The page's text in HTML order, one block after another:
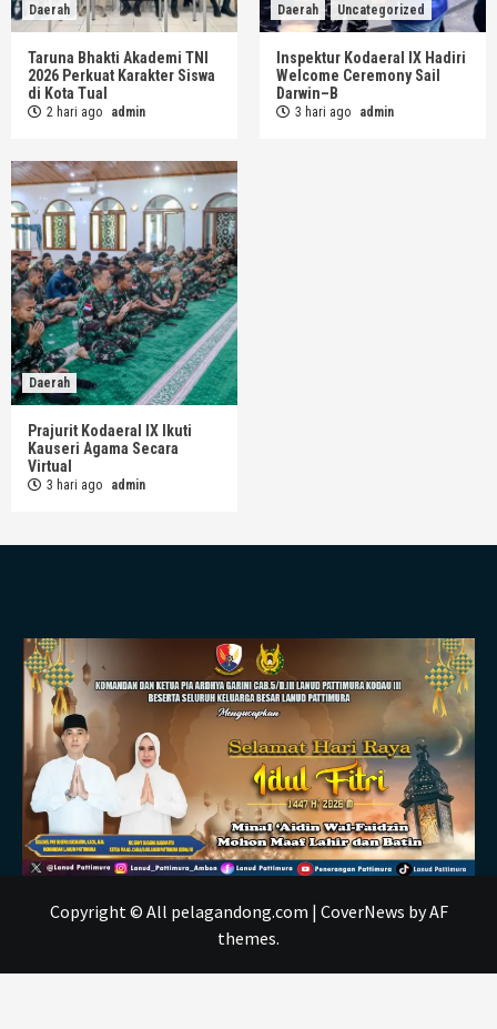
Daerah
Taruna Bhakti Akademi TNI
2026 Perkuat Karakter Siswa
di Kota Tual
2 hari ago admin
Daerah Uncategorized
Inspektur Kodaeral IX Hadiri
Welcome Ceremony Sail
Darwin–B
3 hari ago admin
Daerah
Prajurit Kodaeral IX Ikuti
Kauseri Agama Secara
Virtual
3 hari ago admin
Copyright © All pelagandong.com | CoverNews by AF
themes.